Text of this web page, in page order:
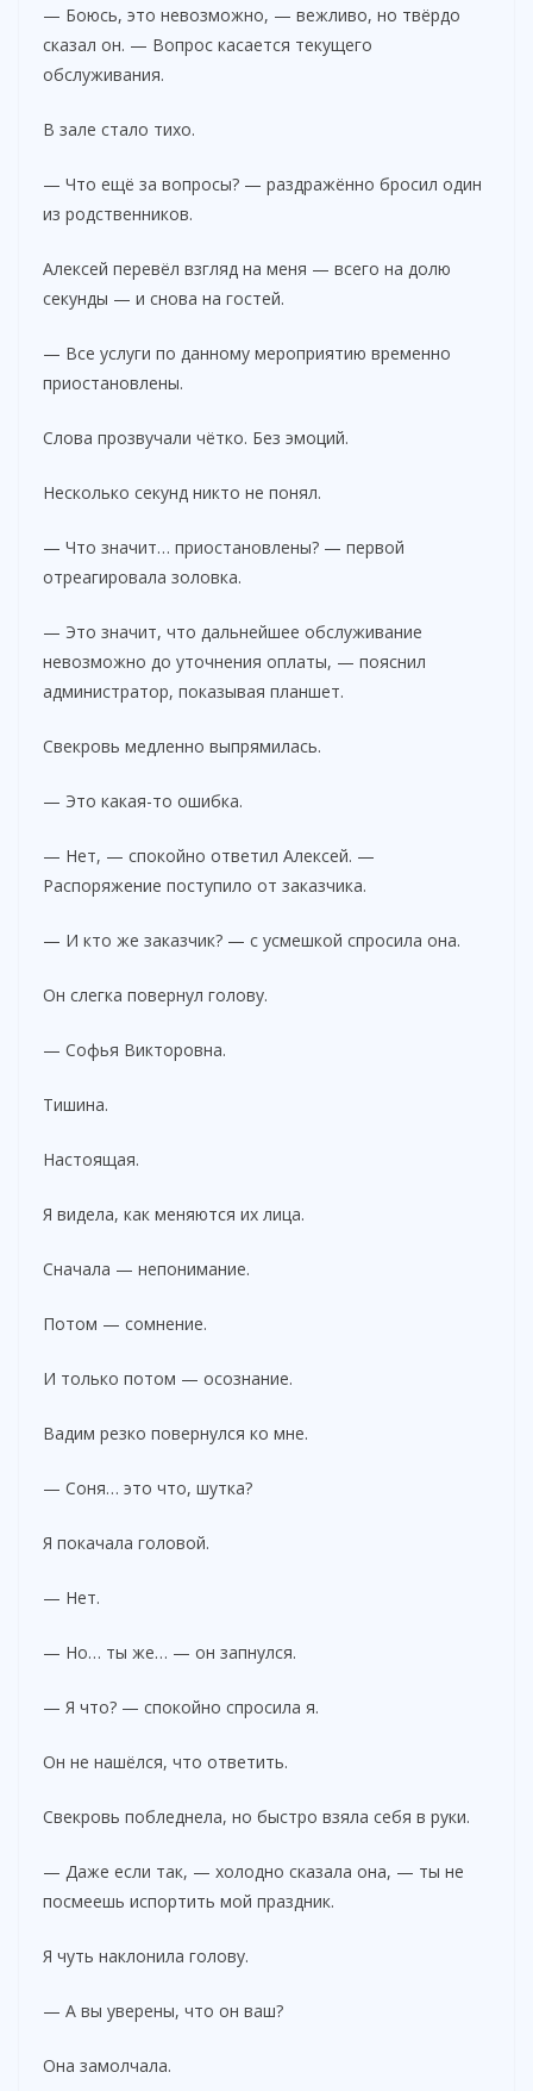
— Боюсь, это невозможно, — вежливо, но твёрдо
сказал он. — Вопрос касается текущего
обслуживания.
В зале стало тихо.
— Что ещё за вопросы? — раздражённо бросил один
из родственников.
Алексей перевёл взгляд на меня — всего на долю
секунды — и снова на гостей.
— Все услуги по данному мероприятию временно
приостановлены.
Слова прозвучали чётко. Без эмоций.
Несколько секунд никто не понял.
— Что значит… приостановлены? — первой
отреагировала золовка.
— Это значит, что дальнейшее обслуживание
невозможно до уточнения оплаты, — пояснил
администратор, показывая планшет.
Свекровь медленно выпрямилась.
— Это какая-то ошибка.
— Нет, — спокойно ответил Алексей. —
Распоряжение поступило от заказчика.
— И кто же заказчик? — с усмешкой спросила она.
Он слегка повернул голову.
— Софья Викторовна.
Тишина.
Настоящая.
Я видела, как меняются их лица.
Сначала — непонимание.
Потом — сомнение.
И только потом — осознание.
Вадим резко повернулся ко мне.
— Соня… это что, шутка?
Я покачала головой.
— Нет.
— Но… ты же… — он запнулся.
— Я что? — спокойно спросила я.
Он не нашёлся, что ответить.
Свекровь побледнела, но быстро взяла себя в руки.
— Даже если так, — холодно сказала она, — ты не
посмеешь испортить мой праздник.
Я чуть наклонила голову.
— А вы уверены, что он ваш?
Она замолчала.